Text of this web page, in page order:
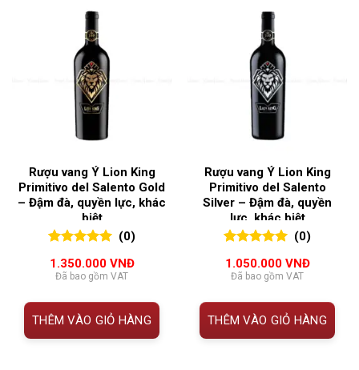
Rượu vang Ý Lion King
Primitivo del Salento Gold
– Đậm đà, quyền lực, khác
biệt
đánh giá
(0)
1.350.000 VNĐ
Đã bao gồm VAT
THÊM VÀO GIỎ HÀNG
Rượu vang Ý Lion King
Primitivo del Salento
Silver – Đậm đà, quyền
lực, khác biệt
đánh giá
(0)
1.050.000 VNĐ
Đã bao gồm VAT
THÊM VÀO GIỎ HÀNG